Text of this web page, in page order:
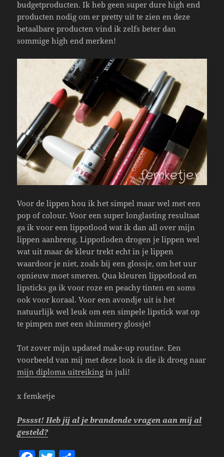
budgetproducten. Ik heb geen super dure high end
producten nodig om er pretty uit te zien en deze
betaalbare producten vind ik zelfs beter dan
sommige high end merken!
Voor de lippen hou ik het simpel maar wel met een
pop of colour. Voor een super longlasting resultaat
ga ik voor een lippotlood wat ik dan all over mijn
lippen aanbreng. Lippotloden drogen je lippen wel
wat uit maar de kleur trekt echt in je lippen
waardoor je niet, zoals bij een glossje, om het uur
opnieuw moet smeren. Qua kleuren lippotlood en
lipsticks ga ik voor roze en peachy tinten en soms
ook voor koraal. Voor een avondje uit is het
natuurlijk wel leuk om een simpele lipstick wat op
te pimpen met een shimmery glossje!
Tot zover mijn updated make-up routine. Een
voorbeeld van mij met deze look is die ik droeg naar
mijn diploma uitreiking in juli!
x femketje
Psssst! Heb jij al je brandende vragen aan mij al
gesteld?